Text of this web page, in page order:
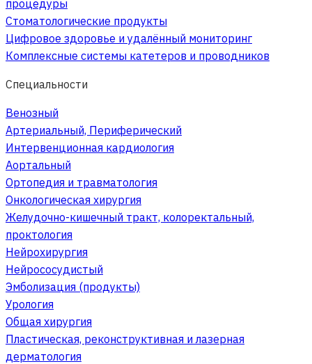
процедуры
Стоматологические продукты
Цифровое здоровье и удалённый мониторинг
Комплексные системы катетеров и проводников
Специальности
Венозный
Артериальный, Периферический
Интервенционная кардиология
Аортальный
Ортопедия и травматология
Онкологическая хирургия
Желудочно-кишечный тракт, колоректальный,
проктология
Нейрохирургия
Нейрососудистый
Эмболизация (продукты)
Урология
Общая хирургия
Пластическая, реконструктивная и лазерная
дерматология